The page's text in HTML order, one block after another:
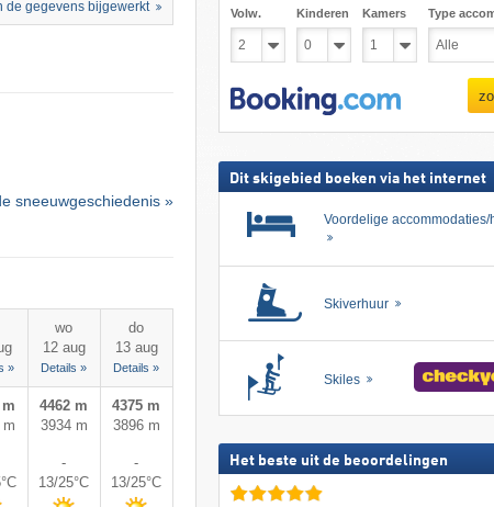
de gegevens bijgewerkt
sneeuwgeschiedenis »
»
wo
12 aug
Details »
do
13 aug
Details »
m
m
4462 m
3934 m
4375 m
3896 m
-
13/25°C
-
13/25°C
Volw. Kinderen Kamers Type
Dit skigebied boeken via het internet
Voordelige accommodaties/
Skiverhuur
Skiles
Het beste uit de beoordelingen